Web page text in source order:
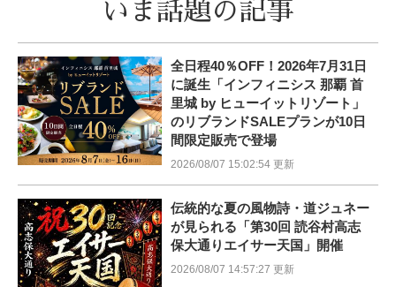
いま話題の記事
全日程40％OFF！2026年7月31日
に誕生「インフィニシス 那覇 首
里城 by ヒューイットリゾート」
のリブランドSALEプランが10日
間限定販売で登場
2026/08/07 15:02:54 更新
伝統的な夏の風物詩・道ジュネー
が見られる「第30回 読谷村高志
保大通りエイサー天国」開催
2026/08/07 14:57:27 更新